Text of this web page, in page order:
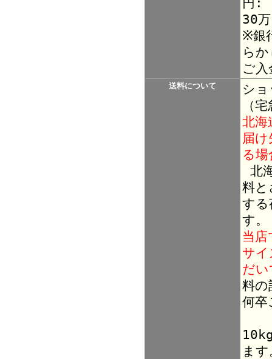
30
※銀
ら
ご
送料について
シ
（
北海
届
る
北
料と
する
す。
当
サ
だ
料の
何卒
ま